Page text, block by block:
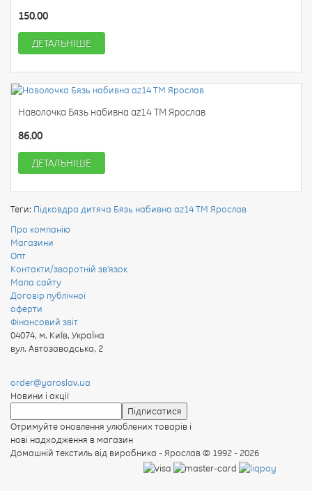
150.00
ДЕТАЛЬНІШЕ
Наволочка Бязь набивна az14 ТМ Ярослав
86.00
ДЕТАЛЬНІШЕ
Теги: Підковдра дитяча Бязь набивна az14 ТМ Ярослав
Про компанію
Магазини
Опт
Контакти/зворотній зв'язок
Мапа сайту
Договір публічної
оферти
Фінансовий звіт
04074, м. КиЇв, УкраЇна
вул. Автозаводська, 2
order@yaroslav.ua
Новини і акції
Отримуйте оновлення улюблених товарів і
нові надходження в магазин
Домашній текстиль від виробника - Ярослав© 1992 - 2026